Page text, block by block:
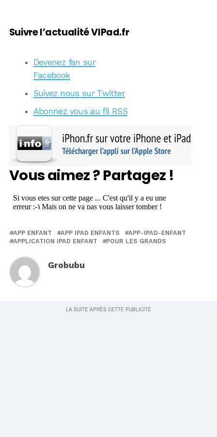
Suivre l’actualité VIPad.fr
Devenez fan sur
Facebook
Suivez nous sur Twitter
Abonnez vous au fil RSS
Vous aimez ? Partagez !
APP ENFANT APP IPAD ENFANTS
APP-IPAD-ENFANT
APPLICATION IPAD ENFANT
POUR LES GRANDS
Grobubu